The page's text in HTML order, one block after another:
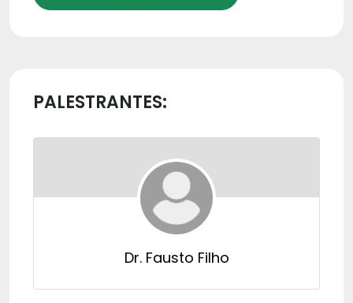
PALESTRANTES:
Dr. Fausto Filho